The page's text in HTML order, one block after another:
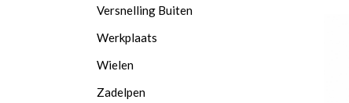
Versnelling Buiten
Werkplaats
Wielen
Zadelpen